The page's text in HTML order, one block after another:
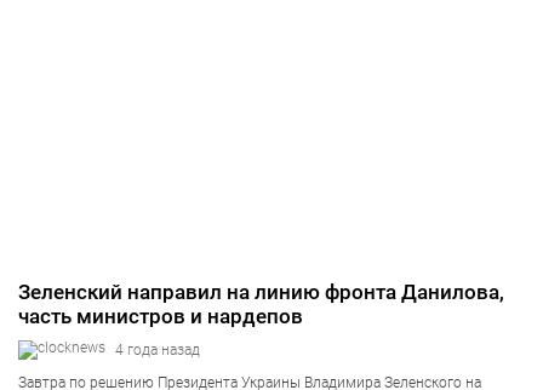
Зеленский направил на линию фронта Данилова,
часть министров и нардепов
4 года назад
Завтра по решению Президента Украины Владимира Зеленского на